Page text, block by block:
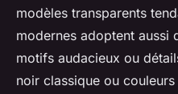
modèles transparents
modernes adoptent aussi
motifs audacieux ou
noir classique ou